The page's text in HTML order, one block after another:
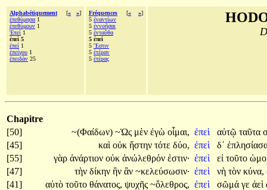
Alphabétiquement [« »]
ἐπεθύμησα 1
ἐπεθύμουν 1
Ἐπεί 1
ἐπεὶ 5
ἐπεί 1
ἐπείγου 1
ἐπειδὰν 25
Fréquences [« »]
5 ἐναντίων
5 ἐννοῆσαι
5 ἐνταῦθα
5 ἐπεὶ
5 Ἔστιν
5 ἑτέραν
5 ἑτέρας
Chapitre
[50]
~(Φαίδων) ~Ὡς μὲν ἐγὼ οἶμαι, ἐπεὶ αὐτῷ ταῦτα
[45]
καὶ οὐκ ἤστην τότε δύο, ἐπεὶ δ᾽
[55]
γὰρ ἀνάρτιον οὐκ ἀνώλεθρόν ἐστιν· ἐπεὶ εἰ τοῦτο
[47]
τὴν δίκην ἣν ἂν ~κελεύσωσιν· ἐπεὶ νὴ τὸν κύνα,
[41]
αὐτὸ τοῦτο θάνατος, ψυχῆς ~ὄλεθρος, ἐπεὶ σῶμά γε ἀεὶ